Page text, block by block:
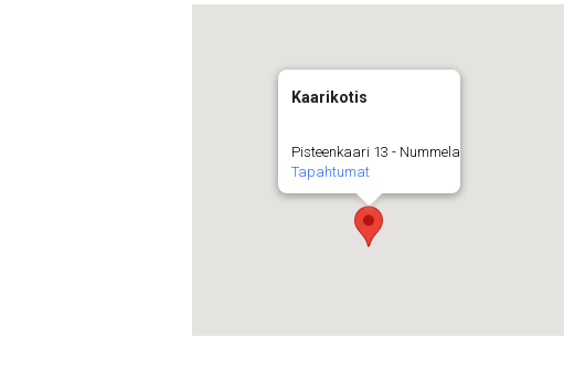
Kaarikotis
Pisteenkaari 13 - Nummela
Tapahtumat